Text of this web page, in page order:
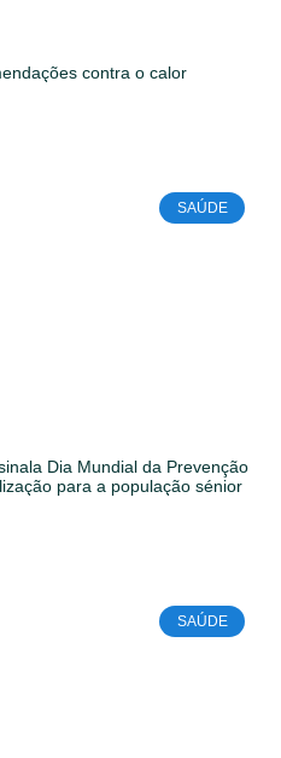
contra o calor
SAÚDE
Dia Mundial da Prevenção
para a população sénior
SAÚDE